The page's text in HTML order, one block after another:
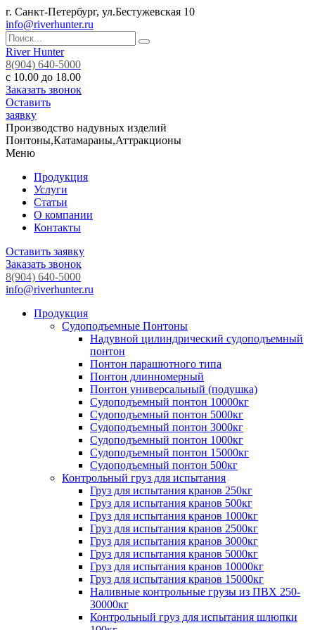
г. Санкт-Петербург, ул.Бестужевская 10
info@riverhunter.ru
River Hunter
8(904) 640-5000
с 10.00 до 18.00
Заказать звонок
Оставить
заявку
Производство надувных изделий
Понтоны,Катамараны,Аттракционы
Меню
Продукция
Услуги
Статьи
О компании
Контакты
Оставить заявку
Заказать звонок
8(904) 640-5000
info@riverhunter.ru
Продукция
Судоподъемные Понтоны
Надувной цилиндрический судоподъемный
понтон
Понтон парашютного типа
Понтон длинномерный
Понтон универсальный (подушка)
Судоподъемный понтон 10000кг
Судоподъемный понтон 5000кг
Судоподъемный понтон 3000кг
Судоподъемный понтон 1000кг
Судоподъемный понтон 15000кг
Судоподъемный понтон 500кг
Контрольный груз для испытания
Груз для испытания кранов 250кг
Груз для испытания кранов 500кг
Груз для испытания кранов 1000кг
Груз для испытания кранов 2500кг
Груз для испытания кранов 3000кг
Груз для испытания кранов 5000кг
Груз для испытания кранов 10000кг
Груз для испытания кранов 15000кг
Наливные контрольные грузы из ПВХ 250-
30000кг
Контрольный груз для испытания шлюпки